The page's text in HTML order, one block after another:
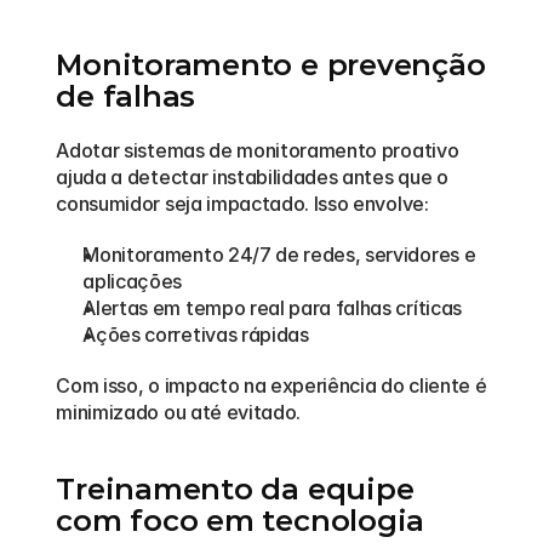
Monitoramento e prevenção
de falhas
Adotar sistemas de monitoramento proativo
ajuda a detectar instabilidades antes que o
consumidor seja impactado. Isso envolve:
Monitoramento 24/7 de redes, servidores e
aplicações
Alertas em tempo real para falhas críticas
Ações corretivas rápidas
Com isso, o impacto na experiência do cliente é
minimizado ou até evitado.
Treinamento da equipe
com foco em tecnologia